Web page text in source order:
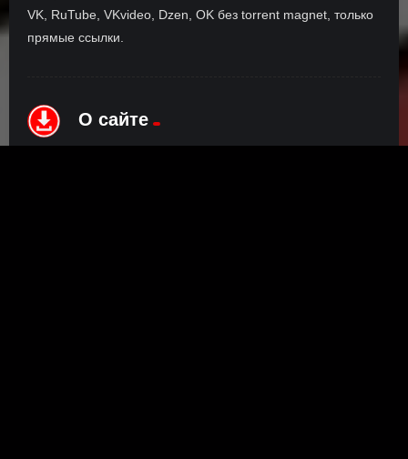
VK, RuTube, VKvideo, Dzen, OK без torrent magnet, только
прямые ссылки.
О сайте